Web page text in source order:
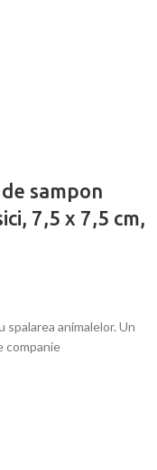
sampon
7,5 x 7,5 cm,
animalelor. Un
companie